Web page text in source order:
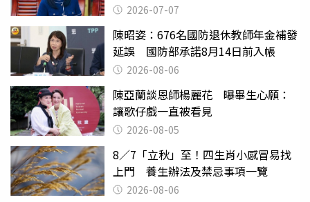
2026-07-07
陳昭姿：676名國防退休教師年金補發
延誤 國防部承諾8月14日前入帳
2026-08-06
陳亞蘭談恩師楊麗花 曝畢生心願：
讓歌仔戲一直被看見
2026-08-05
8／7「立秋」至！四生肖小感冒易找
上門 養生辦法及禁忌事項一覽
2026-08-06